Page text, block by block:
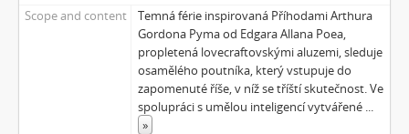
Scope and content
Temná férie inspirovaná Příhodami Arthura
Gordona Pyma od Edgara Allana Poea,
propletená lovecraftovskými aluzemi, sleduje
osamělého poutníka, který vstupuje do
zapomenuté říše, v níž se tříští skutečnost. Ve
spolupráci s umělou inteligencí vytvářené ...
»